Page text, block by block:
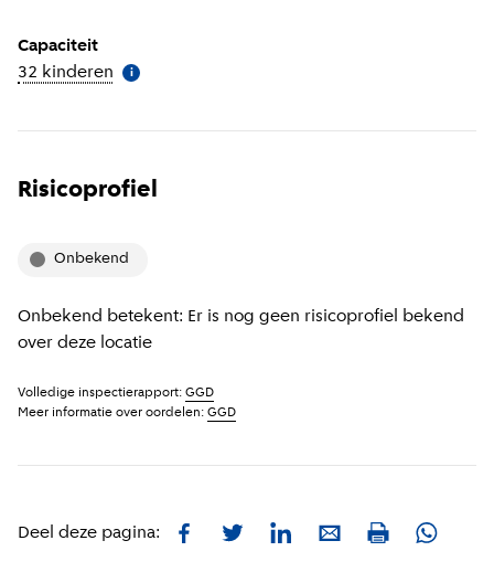
Capaciteit
32 kinderen Meer informatie
i
Risicoprofiel
onbekend
Onbekend betekent: Er is nog geen risicoprofiel bekend
over deze locatie
Volledige inspectierapport: GGD
Meer informatie over oordelen: GGD
Deel deze pagina: FacebookTwitterLinkedInE-mailPrint